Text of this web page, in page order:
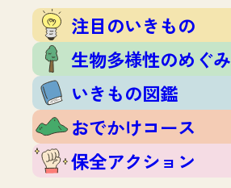
注目のいきもの
生物多様性のめぐみ
いきもの図鑑
おでかけコース
保全アクション
いきもの調査隊
調査レポート
調査レポートTOP
調査結果
ふくおかいきものマップ
マッチング
マッチングTOP
掲載申し込みフォーム
お問合せ
注目のいきもの
生物多様性のめぐみ
いきもの図鑑
おでかけコース
保全アクション